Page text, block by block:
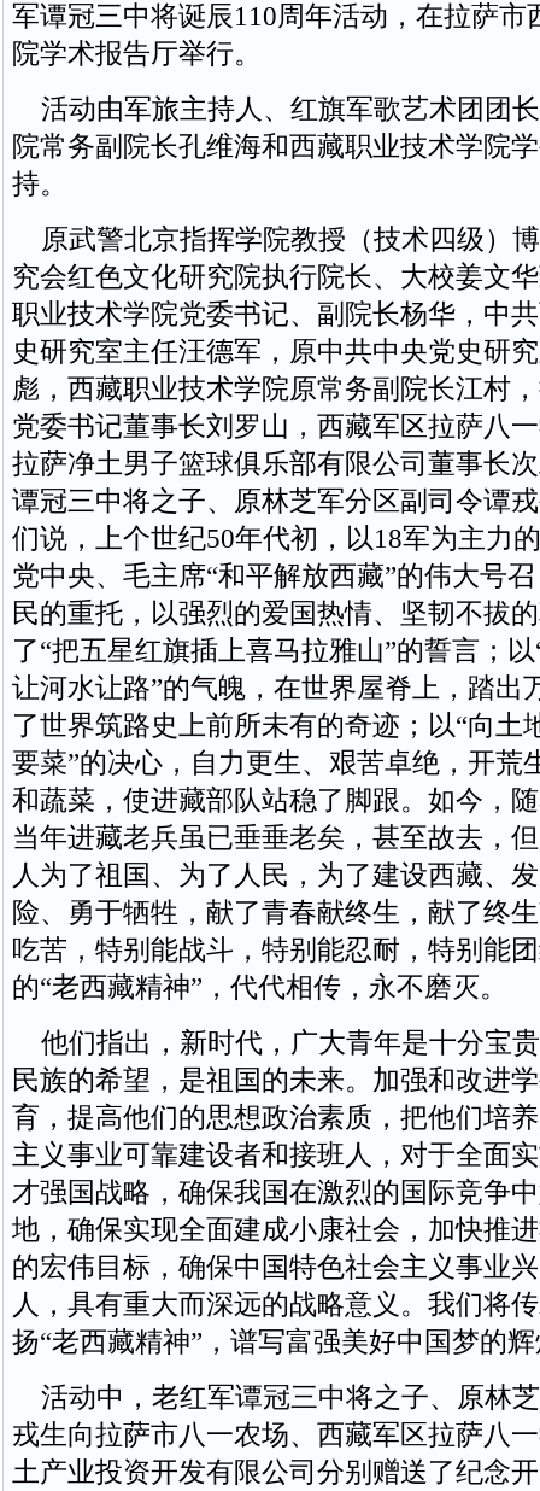
军谭冠三中将诞辰110周年活动，在拉萨市
院学术报告厅举行。
活动由军旅主持人、红旗军歌艺术团团
院常务副院长孔维海和西藏职业技术学院
持。
原武警北京指挥学院教授（技术四级）
究会红色文化研究院执行院长、大校姜文
职业技术学院党委书记、副院长杨华，中
史研究室主任汪德军，原中共中央党史研
彪，西藏职业技术学院原常务副院长江村
党委书记董事长刘罗山，西藏军区拉萨八
拉萨净土男子篮球俱乐部有限公司董事长
谭冠三中将之子、原林芝军分区副司令谭
们说，上个世纪50年代初，以18军为主力
党中央、毛主席“和平解放西藏”的伟大号
民的重托，以强烈的爱国热情、坚韧不拔
了“把五星红旗插上喜马拉雅山”的誓言；
让河水让路”的气魄，在世界屋脊上，踏出
了世界筑路史上前所未有的奇迹；以“向土
要菜”的决心，自力更生、艰苦卓绝，开荒
和蔬菜，使进藏部队站稳了脚跟。如今，
当年进藏老兵虽已垂垂老矣，甚至故去，
人为了祖国、为了人民，为了建设西藏、
险、勇于牺牲，献了青春献终生，献了终
吃苦，特别能战斗，特别能忍耐，特别能
的“老西藏精神”，代代相传，永不磨灭。
他们指出，新时代，广大青年是十分宝
民族的希望，是祖国的未来。加强和改进
育，提高他们的思想政治素质，把他们培
主义事业可靠建设者和接班人，对于全面
才强国战略，确保我国在激烈的国际竞争
地，确保实现全面建成小康社会，加快推
的宏伟目标，确保中国特色社会主义事业
人，具有重大而深远的战略意义。我们将
扬“老西藏精神”，谱写富强美好中国梦的
活动中，老红军谭冠三中将之子、原林
戎生向拉萨市八一农场、西藏军区拉萨八
土产业投资开发有限公司分别赠送了纪念